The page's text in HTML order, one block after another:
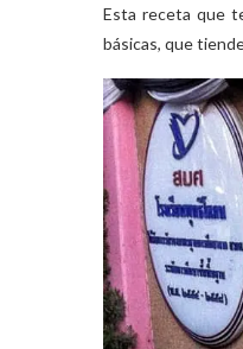
Esta receta que
básicas, que